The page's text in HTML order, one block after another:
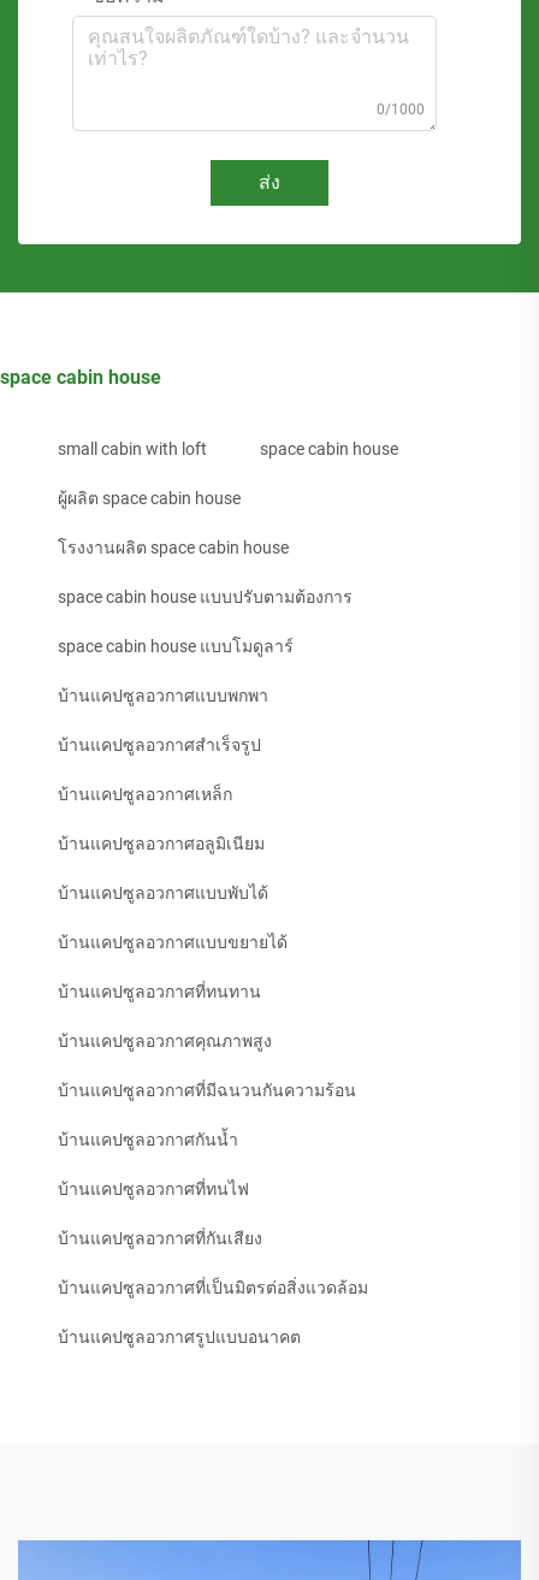
0/1000
ส่ง
space cabin house
small cabin with loft space cabin house
ผู้ผลิต space cabin house
โรงงานผลิต space cabin house
space cabin house แบบปรับตามต้องการ
space cabin house แบบโมดูลาร์
บ้านแคปซูลอวกาศแบบพกพา
บ้านแคปซูลอวกาศสำเร็จรูป
บ้านแคปซูลอวกาศเหล็ก
บ้านแคปซูลอวกาศอลูมิเนียม
บ้านแคปซูลอวกาศแบบพับได้
บ้านแคปซูลอวกาศแบบขยายได้
บ้านแคปซูลอวกาศที่ทนทาน
บ้านแคปซูลอวกาศคุณภาพสูง
บ้านแคปซูลอวกาศที่มีฉนวนกันความร้อน
บ้านแคปซูลอวกาศกันน้ำ
บ้านแคปซูลอวกาศที่ทนไฟ
บ้านแคปซูลอวกาศที่กันเสียง
บ้านแคปซูลอวกาศที่เป็นมิตรต่อสิ่งแวดล้อม
บ้านแคปซูลอวกาศรูปแบบอนาคต